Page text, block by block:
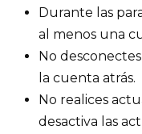
Durante las
al menos una
No
la cuenta atrás.
No realices
desactiva las